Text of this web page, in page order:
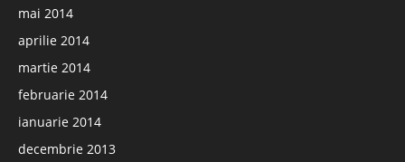
mai 2014
aprilie 2014
martie 2014
februarie 2014
ianuarie 2014
decembrie 2013